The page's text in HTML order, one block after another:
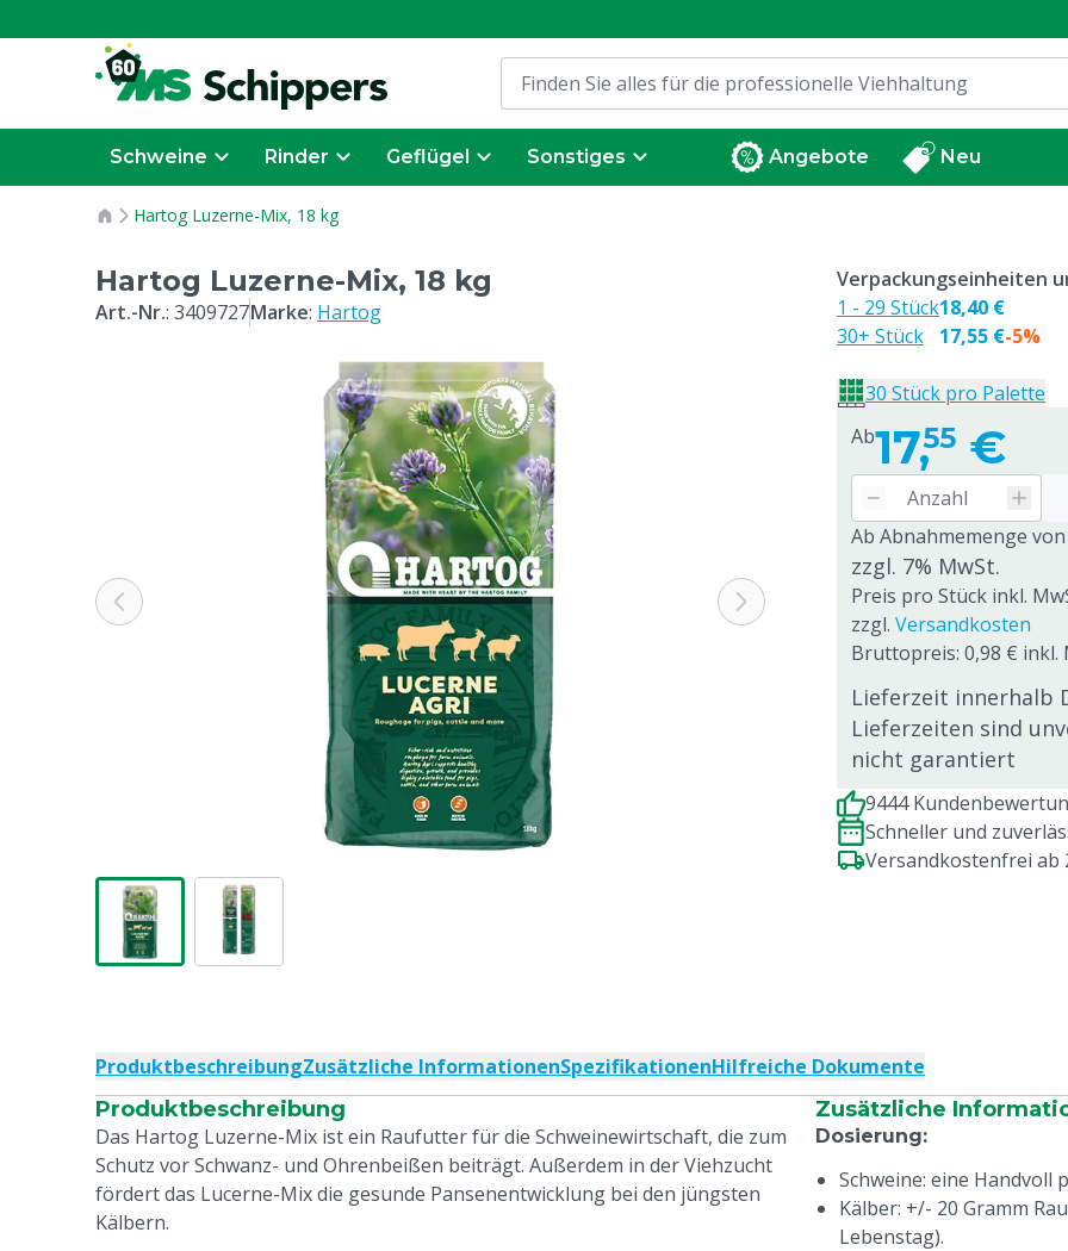
Schweine Rinder Geflügel Sonstiges Angebote Neu
Hartog Luzerne-Mix, 18 kg
Hartog Luzerne-Mix, 18 kg
Art.-Nr.: 3409727Marke: Hartog
Ab17,55 €
Ab Abnahmemenge von
zzgl. 7% MwSt.
Preis pro Stück inkl.
zzgl. Versandkosten
Bruttopreis: 0,98 € inkl.
Lieferzeit innerhalb
Lieferzeiten sind
nicht garantiert
Verpackungseinheiten
1 - 29 Stück
30+ Stück
18,40 €
17,55 €-5%
30 Stück pro Palette
9444
Schneller und
Versandkostenfrei ab
ProduktbeschreibungZusätzliche InformationenSpezifikationenHilfreiche Dokumente
Produktbeschreibung
Das Hartog Luzerne-Mix ist ein Raufutter für die Schweinewirtschaft, die zum
Schutz vor Schwanz- und Ohrenbeißen beiträgt. Außerdem in der Viehzucht
fördert das Lucerne-Mix die gesunde Pansenentwicklung bei den jüngsten
Kälbern.
Zusätzliche
Dosierung:
Schweine: eine Handvoll
Kälber: +/- 20 Gramm
Lebenstag).